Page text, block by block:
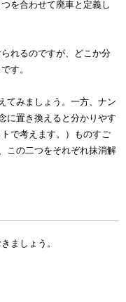
を合わせて廃車と定義し
れるのですが、どこか分
す。
てみましょう。一方、ナン
に置き換えると分かりやす
で考えます。）ものすご
この二つをそれぞれ抹消解
ましょう。